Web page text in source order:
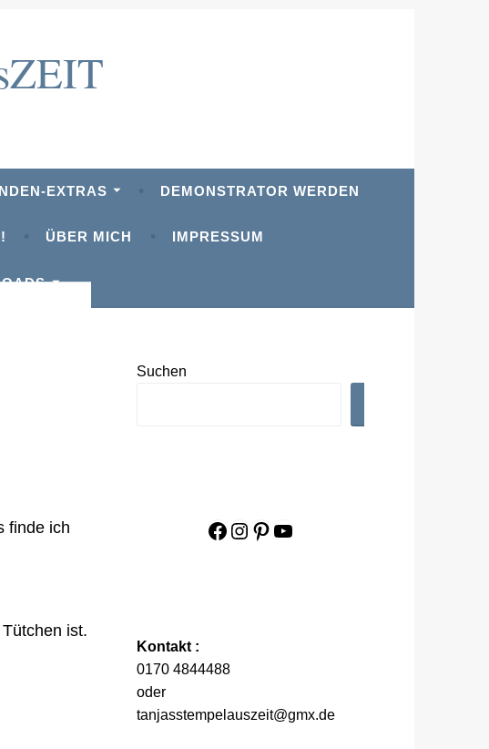
EXTRAS DEMONSTRATOR WERDEN
ÜBER MICH IMPRESSUM
finde ich
ist.
Suchen
Facebook
Instagram
Pinterest
YouTube
Kontakt :
0170 4844488
oder
tanjasstempelauszeit@gmx.de